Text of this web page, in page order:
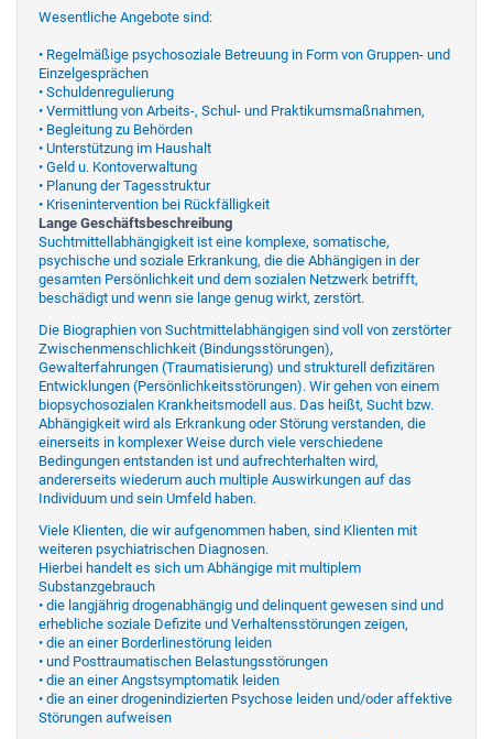
Wesentliche Angebote sind:
• Regelmäßige psychosoziale Betreuung in Form von Gruppen- und
Einzelgesprächen
• Schuldenregulierung
• Vermittlung von Arbeits-, Schul- und Praktikumsmaßnahmen,
• Begleitung zu Behörden
• Unterstützung im Haushalt
• Geld u. Kontoverwaltung
• Planung der Tagesstruktur
• Krisenintervention bei Rückfälligkeit
Lange Geschäftsbeschreibung
Suchtmittellabhängigkeit ist eine komplexe, somatische,
psychische und soziale Erkrankung, die die Abhängigen in der
gesamten Persönlichkeit und dem sozialen Netzwerk betrifft,
beschädigt und wenn sie lange genug wirkt, zerstört.
Die Biographien von Suchtmittelabhängigen sind voll von zerstörter
Zwischenmenschlichkeit (Bindungsstörungen),
Gewalterfahrungen (Traumatisierung) und strukturell defizitären
Entwicklungen (Persönlichkeitsstörungen). Wir gehen von einem
biopsychosozialen Krankheitsmodell aus. Das heißt, Sucht bzw.
Abhängigkeit wird als Erkrankung oder Störung verstanden, die
einerseits in komplexer Weise durch viele verschiedene
Bedingungen entstanden ist und aufrechterhalten wird,
andererseits wiederum auch multiple Auswirkungen auf das
Individuum und sein Umfeld haben.
Viele Klienten, die wir aufgenommen haben, sind Klienten mit
weiteren psychiatrischen Diagnosen.
Hierbei handelt es sich um Abhängige mit multiplem
Substanzgebrauch
• die langjährig drogenabhängig und delinquent gewesen sind und
erhebliche soziale Defizite und Verhaltensstörungen zeigen,
• die an einer Borderlinestörung leiden
• und Posttraumatischen Belastungsstörungen
• die an einer Angstsymptomatik leiden
• die an einer drogenindizierten Psychose leiden und/oder affektive
Störungen aufweisen